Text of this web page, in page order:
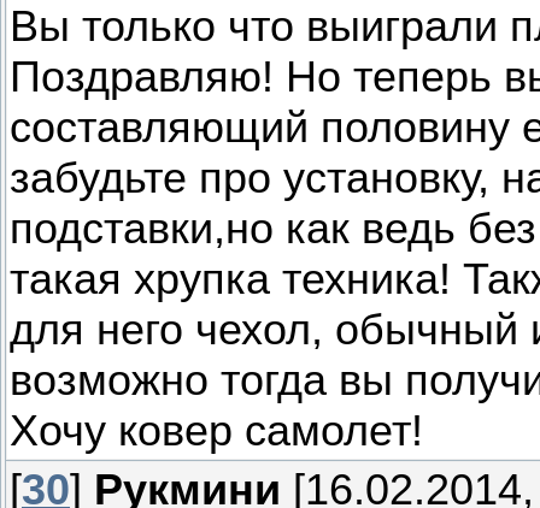
Вы только что выиграли
Поздравляю! Но теперь
составляющий половину
забудьте про установку,
подставки,но как ведь
такая хрупка техника!
для него чехол,
возможно тогда вы
Хочу ковер самолет!
[30] Рукмини